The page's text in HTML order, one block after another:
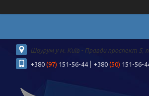
Шоурум у м. Київ - Правди проспект 5,
+380 (97) 151-56-44 +380 (50) 151-56-